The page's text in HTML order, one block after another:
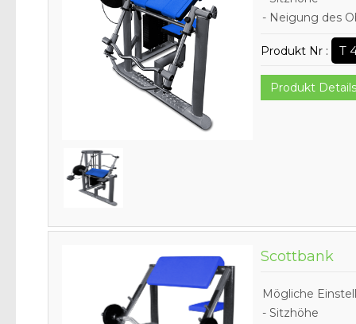
- Neigung des
Produkt Nr : T
Produkt
Scottbank
Mögliche
- Sitzhöhe